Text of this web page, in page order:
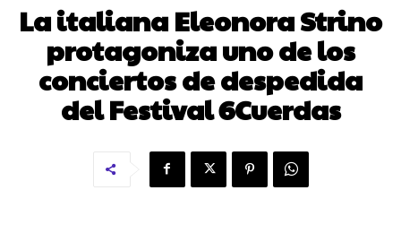
La italiana Eleonora Strino
protagoniza uno de los
conciertos de despedida
del Festival 6Cuerdas